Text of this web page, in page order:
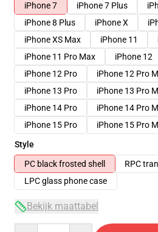
iPhone 7
iPhone 7 Plus
iPhone 8 Plus
iPhone X
iPhone XS Max
iPhone 11
iPhone 11 Pro Max
iPhone 12
iPhone 12 Pro
iPhone 12 Pro
iPhone 13 Pro
iPhone 13 Pro
iPhone 14 Pro
iPhone 14 Pro
iPhone 15 Pro
iPhone 15 Pro
Style
PC black frosted shell
RPC
LPC glass phone case
Bekijk maattabel